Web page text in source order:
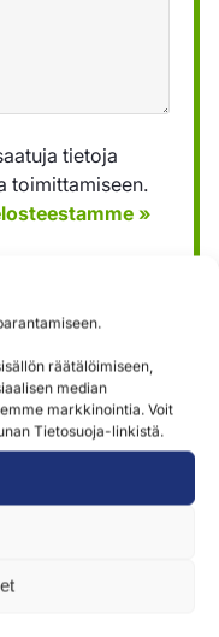
räätälöimiseen,
median
markkinointia. Voit
Tietosuoja-linkistä.
tietoja
toimittamiseen.
»